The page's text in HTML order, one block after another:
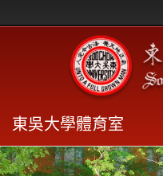
東吳大學體育室